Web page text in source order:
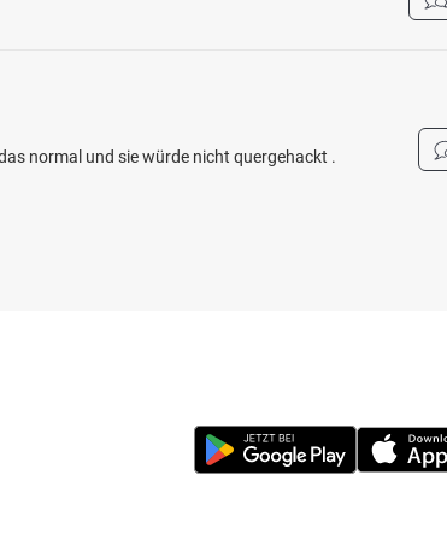
normal und sie würde nicht quergehackt .